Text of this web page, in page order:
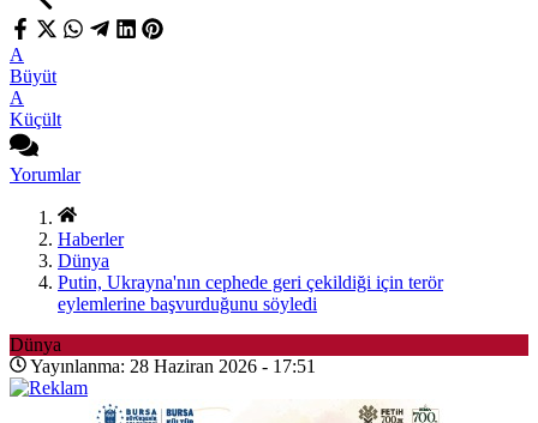
A
Büyüt
A
Küçült
Yorumlar
Haberler
Dünya
Putin, Ukrayna'nın cephede geri çekildiği için terör
eylemlerine başvurduğunu söyledi
Dünya
Yayınlanma: 28 Haziran 2026 - 17:51